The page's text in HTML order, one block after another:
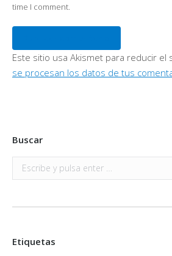
time I comment.
Este sitio usa Akismet para reducir el
se procesan los datos de tus
Buscar
Buscar:
Etiquetas